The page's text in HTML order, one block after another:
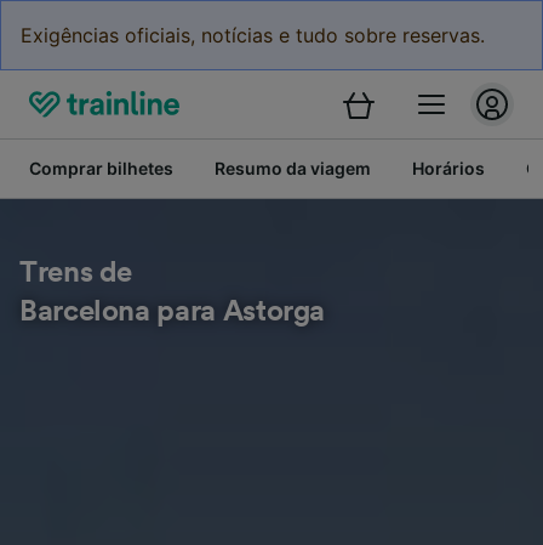
Exigências oficiais, notícias e tudo sobre reservas.
Comprar bilhetes Resumo da viagem Horários
Trens de
Barcelona para Astorga